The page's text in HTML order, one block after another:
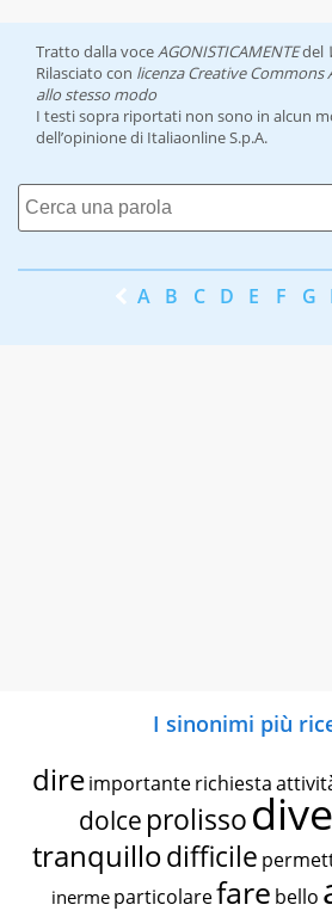
Tratto dalla voceAGONISTICAMENTEdel
Rilasciato con licenza Creative
allo stesso modo
I testi sopra riportati non sono in alcun
dell’opinione di Italiaonline S.p.A.
A B C D E F G
I sinonimi più
dire importante richiesta
dolce prolisso
tranquillodifficile
inerme particolarefare bello